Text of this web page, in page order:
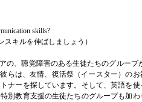
skills?
キルを伸ばしましょう）
の、聴覚障害のある生徒たちのグループ
らは、友情、復活祭（イースター）のお
ナーを探しています。そして、英語を使
別教育支援の生徒たちのグループも加わ